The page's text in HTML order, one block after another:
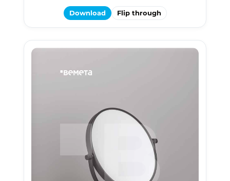
Download Flip through